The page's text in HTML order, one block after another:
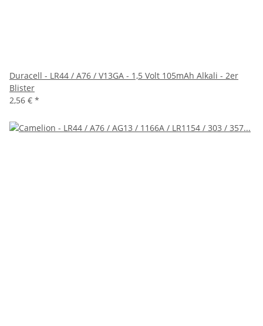
Duracell - LR44 / A76 / V13GA - 1,5 Volt 105mAh Alkali - 2er
Blister
2,56 € *